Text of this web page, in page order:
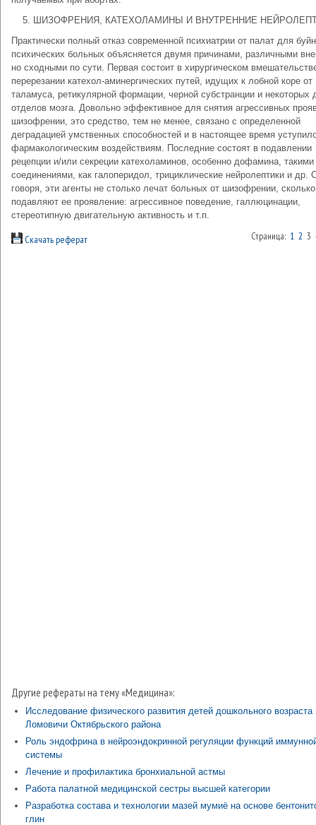
5. ШИЗОФРЕНИЯ, КАТЕХОЛАМИНЫ И ВНУТРЕННИЕ
Практически полный отказ современной психиатрии от палат для
психических больных объясняется двумя причинами, различными
но сходными по сути. Первая состоит в хирургическом
перерезании катехол-аминергических путей, идущих к лобной коре от
таламуса, ретикулярной формации, черной субстранции и некоторых
отделов мозга. Довольно эффективное для снятия агрессивных
шизофрении, это средство, тем не менее, связано с определенной
деградацией умственных способностей и в настоящее время
фармакологическим воздействиям. Последние состоят в подавлении
рецепции и/или секреции катехоламинов, особенно дофамина, такими
соединениями, как галоперидол, трициклические нейролептики и др.
говоря, эти агенты не столько лечат больных от шизофрении, сколько
подавляют ее проявление: агрессивное поведение, галлюцинации,
стереотипную двигательную активность и т.п.
Скачать реферат Страница: 1 2 3
Другие рефераты на тему «Медицина»:
Исследование физического развития детей дошкольного возраста
Ломовичи Октябрьского района
Роль эндофрина в нейроэндокринной регуляции функций
системы
Лечение и профилактика бронхиальной астмы
Работа палатной медицинской сестры высшей категории
Разработка состава и технологии мазей мумиё на основе
глин